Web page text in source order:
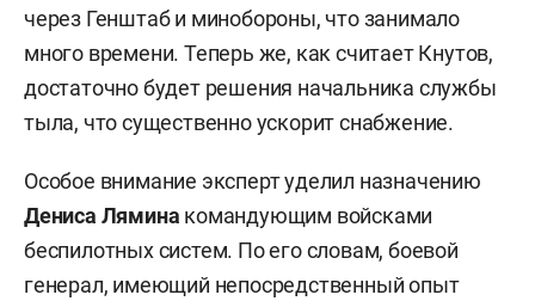
через Генштаб и минобороны, что занимало
много времени. Теперь же, как считает Кнутов,
достаточно будет решения начальника службы
тыла, что существенно ускорит снабжение.
Особое внимание эксперт уделил назначению
Дениса Лямина командующим войсками
беспилотных систем. По его словам, боевой
генерал, имеющий непосредственный опыт